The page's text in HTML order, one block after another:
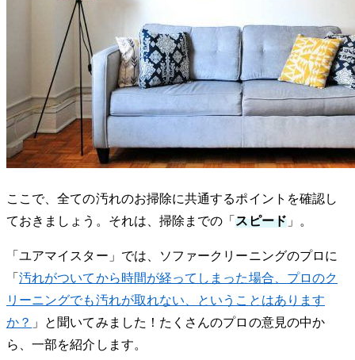
ここで、全ての汚れのお掃除に共通するポイントを確認し
ておきましょう。それは、掃除までの「スピード」。
「ユアマイスター」では、ソファークリーニングのプロに
「汚れがついてから時間が経ってしまった場合、プロのク
リーニングでも汚れが取れない、ということはあります
か？ 」と聞いてみました！たくさんのプロの意見の中か
ら、一部を紹介します。